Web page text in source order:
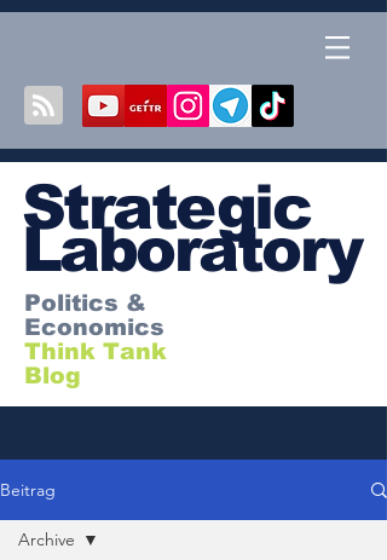
Strategic
Laboratory
Politics &
Economics
Think Tank
Blog
Beitrag
Archive